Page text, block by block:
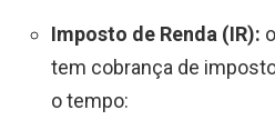
Imposto de Renda (IR):
tem cobrança de
o tempo: